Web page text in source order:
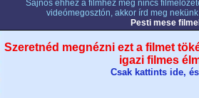
Sajnos ehhez a filmhez még nincs
videómegosztón, akkor írd meg
Pesti mese
Szeretnéd megnézni ezt a filmet
igazi filmes
Csak kattints ide,